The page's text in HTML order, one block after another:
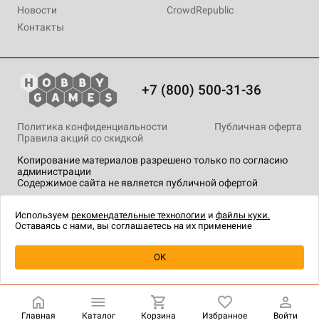
Новости
Контакты
CrowdRepublic
+7 (800) 500-31-36
Копирование материалов разрешено только по согласию
администрации
Содержимое сайта не является публичной офертой
Политика конфиденциальности
Публичная оферта
Правила акций со скидкой
технологии.
Главная Каталог Корзина Избранное Войти
Используем рекомендательные технологии и файлы куки.
Оставаясь с нами, вы соглашаетесь на их применение
OK